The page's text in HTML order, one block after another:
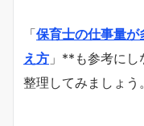
「保育士の仕事量
え方 」**も参考に
整理してみましょう。